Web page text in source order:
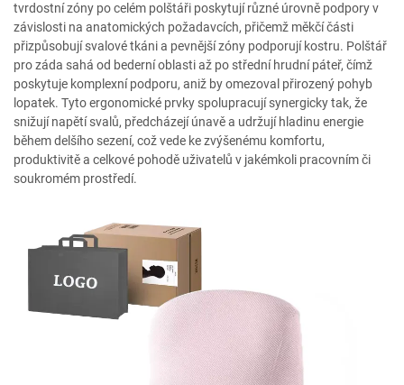
tvrdostní zóny po celém polštáři poskytují různé úrovně podpory v
závislosti na anatomických požadavcích, přičemž měkčí části
přizpůsobují svalové tkáni a pevnější zóny podporují kostru. Polštář
pro záda sahá od bederní oblasti až po střední hrudní páteř, čímž
poskytuje komplexní podporu, aniž by omezoval přirozený pohyb
lopatek. Tyto ergonomické prvky spolupracují synergicky tak, že
snižují napětí svalů, předcházejí únavě a udržují hladinu energie
během delšího sezení, což vede ke zvýšenému komfortu,
produktivitě a celkové pohodě uživatelů v jakémkoli pracovním či
soukromém prostředí.